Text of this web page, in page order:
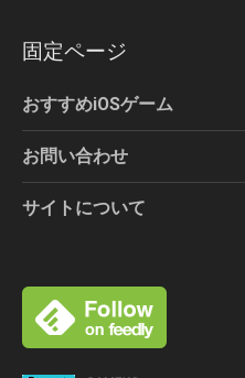
固定ページ
おすすめiOSゲーム
お問い合わせ
サイトについて